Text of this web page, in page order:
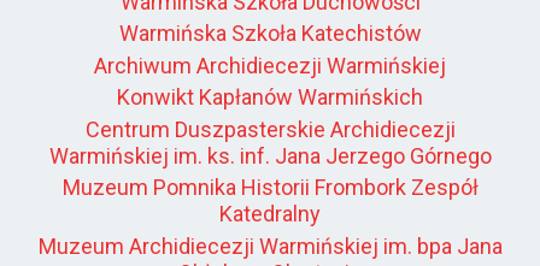
Warmińska Szkoła Katechistów
Archiwum Archidiecezji Warmińskiej
Konwikt Kapłanów Warmińskich
Centrum Duszpasterskie Archidiecezji
Warmińskiej im. ks. inf. Jana Jerzego Górnego
Muzeum Pomnika Historii Frombork Zespół
Katedralny
Muzeum Archidiecezji Warmińskiej im. bpa Jana